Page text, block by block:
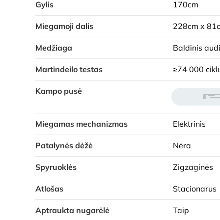
Gylis 170cm
Miegamoji dalis 228cm x
Medžiaga Baldinis
Martindeilo testas ≥74 000
Kampo pusė
Miegamas mechanizmas Elektrinis
Patalynės dėžė Nėra
Spyruoklės Zigzaginės
Atlošas Stacionarus
Aptraukta nugarėlė Taip